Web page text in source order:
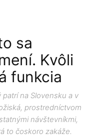
sa
Kvôli
funkcia
na Slovensku a v
prostredníctvom
návštevníkmi,
to čoskoro zakáže.